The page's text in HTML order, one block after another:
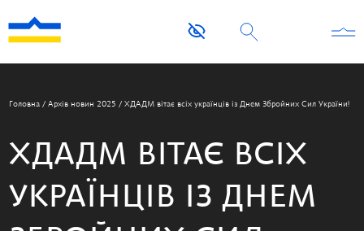
Головна / Архів новин 2025 / ХДАДМ вітає всіх українців із Днем Збройних Сил України!
ХДАДМ ВІТАЄ ВСІХ
УКРАЇНЦІВ ІЗ ДНЕМ